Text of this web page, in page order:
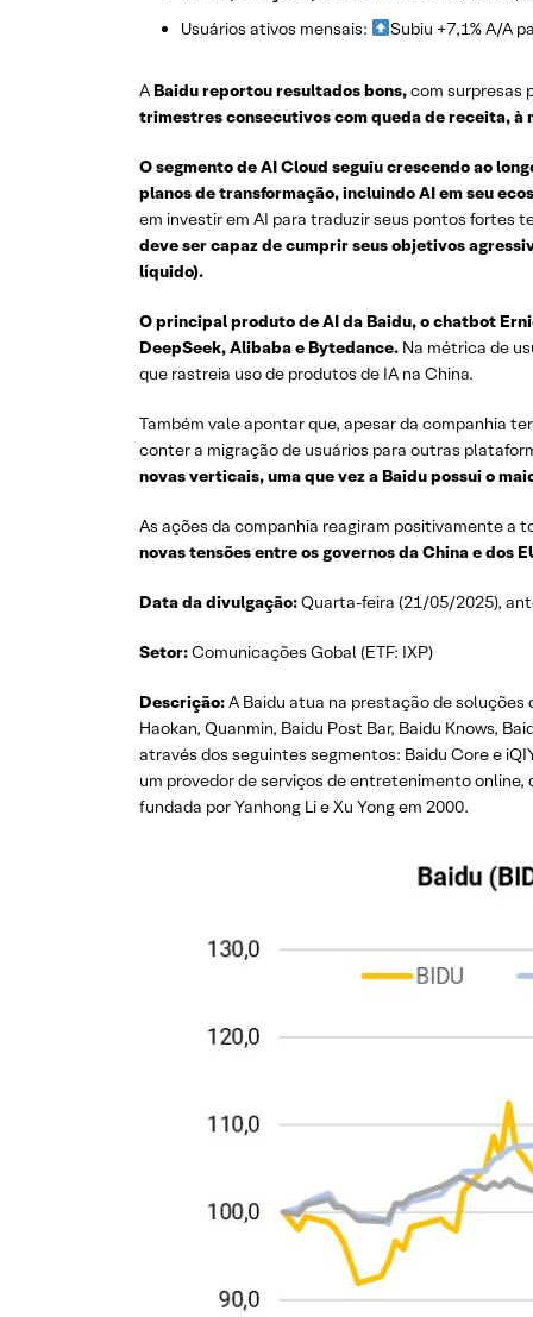
Usuários ativos mensais:
Subiu +7,1% A/A
A Baidu reportou resultados bons,com surpresas
trimestres consecutivos com queda de receita,
O segmento de AI Cloud seguiu crescendo ao
planos de transformação, incluindo AI em seu
em investir em AI para traduzir seus pontos fortes
deve ser capaz de cumprir seus objetivos
líquido).
O principal produto de AI da Baidu, o chatbot
DeepSeek, Alibaba e Bytedance. Na métrica de
que rastreia uso de produtos de IA na China.
Também vale apontar que, apesar da companhia
conter a migração de usuários para outras
novas verticais, uma que vez a Baidu possui o
As ações da companhia reagiram positivamente a
novas tensões entre os governos da China e dos
Data da divulgação:Quarta-feira (21/05/2025),
Setor:Comunicações Gobal (ETF: IXP)
Descrição:A Baidu atua na prestação de soluções
Haokan, Quanmin, Baidu Post Bar, Baidu Knows,
através dos seguintes segmentos: Baidu Core e
um provedor de serviços de entretenimento
fundada por Yanhong Li e Xu Yong em 2000.